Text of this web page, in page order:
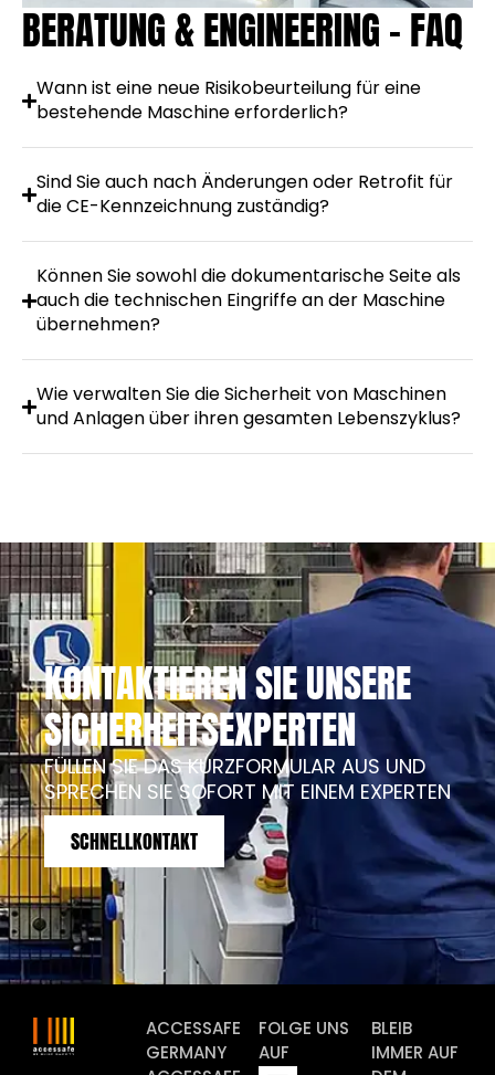
BERATUNG & ENGINEERING – FAQ
Wann ist eine neue Risikobeurteilung für eine
bestehende Maschine erforderlich?
Sind Sie auch nach Änderungen oder Retrofit für
die CE-Kennzeichnung zuständig?
Können Sie sowohl die dokumentarische Seite als
auch die technischen Eingriffe an der Maschine
übernehmen?
Wie verwalten Sie die Sicherheit von Maschinen
und Anlagen über ihren gesamten Lebenszyklus?
KONTAKTIEREN SIE UNSERE
SICHERHEITSEXPERTEN
FÜLLEN SIE DAS KURZFORMULAR AUS UND
SPRECHEN SIE SOFORT MIT EINEM EXPERTEN
SCHNELLKONTAKT
ACCESSAFE
GERMANY
FOLGE UNS
AUF
BLEIB
IMMER AUF